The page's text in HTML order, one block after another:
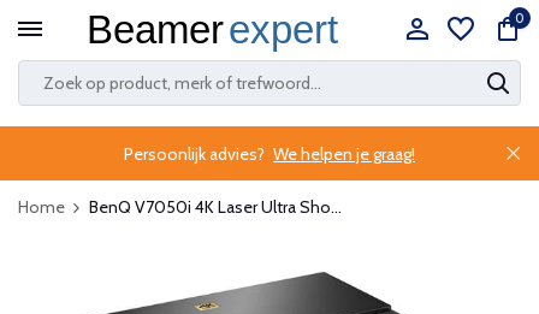
0
Persoonlijk advies? We helpen je graag!
Home BenQ V7050i 4K Laser Ultra Sho...